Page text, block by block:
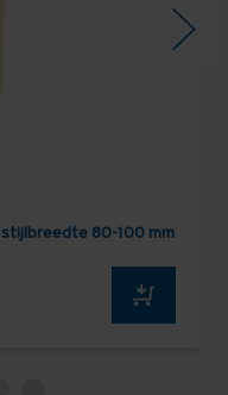
80-100 mm